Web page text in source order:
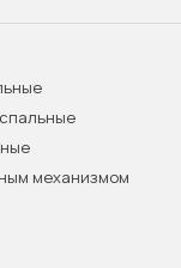
механизмом